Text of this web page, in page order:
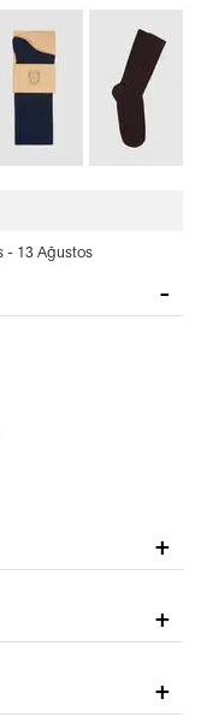
- 13 Ağustos